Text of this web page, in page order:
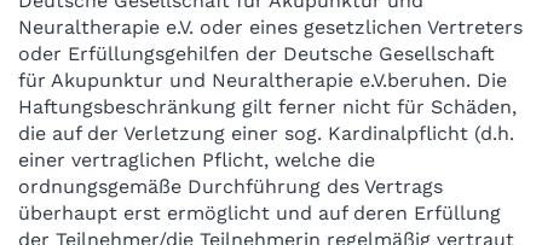
Neuraltherapie e.V. oder eines gesetzlichen Vertreters
oder Erfüllungsgehilfen der Deutsche Gesellschaft
für Akupunktur und Neuraltherapie e.V.beruhen. Die
Haftungsbeschränkung gilt ferner nicht für Schäden,
die auf der Verletzung einer sog. Kardinalpflicht (d.h.
einer vertraglichen Pflicht, welche die
ordnungsgemäße Durchführung des Vertrags
überhaupt erst ermöglicht und auf deren Erfüllung
der Teilnehmer/die Teilnehmerin regelmäßig vertraut